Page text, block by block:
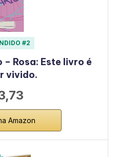
#2
Rosa: Este livro é
vivido.
Amazon